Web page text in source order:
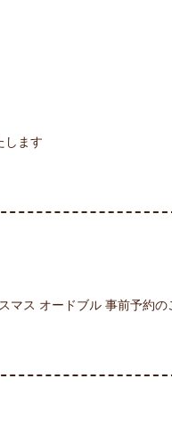
します
マス オードブル 事前予約の